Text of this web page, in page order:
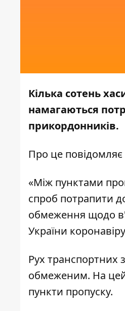
Кілька сотень
намагаються
прикордонників.
Про це повідомляє
«Між пунктами
спроб потрапити
обмеження щодо
України
Рух транспортних
обмеженим. На цей
пункти пропуску.